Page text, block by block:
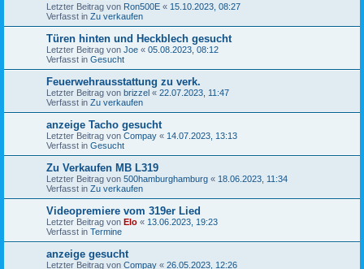
Letzter Beitrag von Ron500E « 15.10.2023, 08:27
Verfasst in Zu verkaufen
Türen hinten und Heckblech gesucht
Letzter Beitrag von Joe « 05.08.2023, 08:12
Verfasst in Gesucht
Feuerwehrausstattung zu verk.
Letzter Beitrag von brizzel « 22.07.2023, 11:47
Verfasst in Zu verkaufen
anzeige Tacho gesucht
Letzter Beitrag von Compay « 14.07.2023, 13:13
Verfasst in Gesucht
Zu Verkaufen MB L319
Letzter Beitrag von 500hamburghamburg « 18.06.2023, 11:34
Verfasst in Zu verkaufen
Videopremiere vom 319er Lied
Letzter Beitrag von Elo « 13.06.2023, 19:23
Verfasst in Termine
anzeige gesucht
Letzter Beitrag von Compay « 26.05.2023, 12:26